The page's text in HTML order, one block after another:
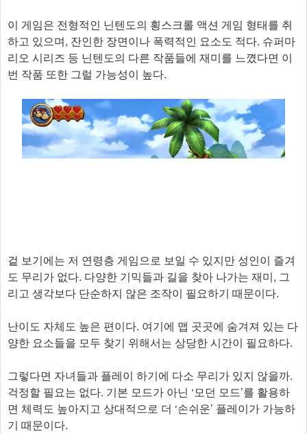
이 게임은 전형적인 닌텐도의 횡스크롤 액션 게임 형태를 취
하고 있으며, 잔인한 장면이나 폭력적인 요소도 적다. 슈퍼마
리오 시리즈 등 닌텐도의 다른 작품들에 재미를 느꼈다면 이
번 작품 또한 그럴 가능성이 높다.
겉 보기에는 저 연령층 게임으로 보일 수 있지만 성인이 즐겨
도 무리가 없다. 다양한 기믹들과 길을 찾아 나가는 재미, 그
리고 생각보다 단순하지 않은 조작이 필요하기 때문이다.
난이도 자체도 높은 편이다. 여기에 맵 곳곳에 숨겨져 있는 다
양한 요소들을 모두 찾기 위해서는 상당한 시간이 필요하다.
그렇다면 자녀들과 플레이 하기에 다소 무리가 있지 않을까.
걱정할 필요는 없다. 기본 모드가 아닌 ‘모던 모드’를 활용하
면 체력도 높아지고 상대적으로 더 ‘손쉬운’ 플레이가 가능하
기 때문이다.